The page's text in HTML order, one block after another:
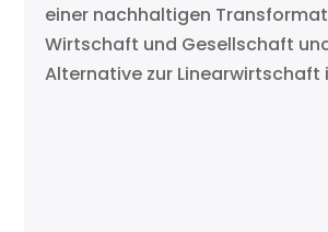
einer nachhaltigen
Wirtschaft und Gesellschaft
Alternative zur Linearwirtschaft